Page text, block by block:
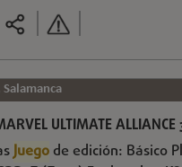
Salamanca
ULTIMATE
Juego de edición: Básico